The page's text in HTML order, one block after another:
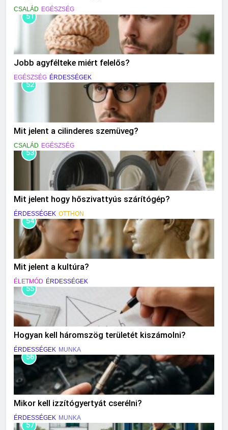
CSALÁD EGÉSZSÉG
51
Jobb agyfélteke miért felelős?
EGÉSZSÉG ÉRDESSÉGEK
52
Mit jelent a cilinderes szemüveg?
CSALÁD EGÉSZSÉG
53
Mit jelent hogy hőszivattyús szárítógép?
ÉRDESSÉGEK OTTHON
54
Mit jelent a kultúra?
ÉLETMÓD ÉRDESSÉGEK
55
Hogyan kell háromszög területét kiszámolni?
ÉRDESSÉGEK MUNKA
56
Mikor kell izzítógyertyát cserélni?
ÉRDESSÉGEK MUNKA
57